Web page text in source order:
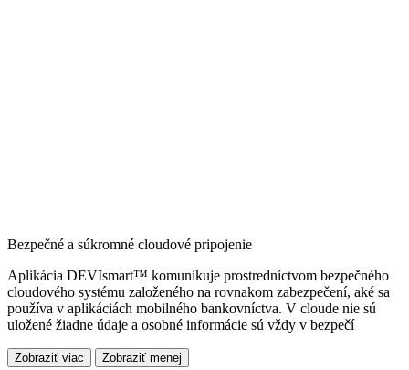
Bezpečné a súkromné cloudové pripojenie
Aplikácia DEVIsmart™ komunikuje prostredníctvom bezpečného
cloudového systému založeného na rovnakom zabezpečení, aké sa
používa v aplikáciách mobilného bankovníctva. V cloude nie sú
uložené žiadne údaje a osobné informácie sú vždy v bezpečí
Zobraziť viac Zobraziť menej